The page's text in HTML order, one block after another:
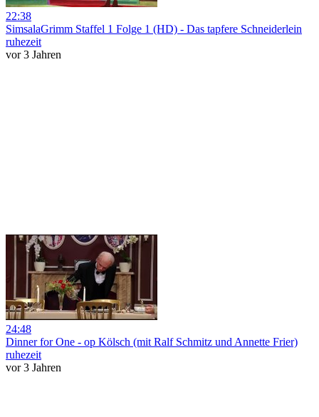
22:38
SimsalaGrimm Staffel 1 Folge 1 (HD) - Das tapfere Schneiderlein
ruhezeit
vor 3 Jahren
24:48
Dinner for One - op Kölsch (mit Ralf Schmitz und Annette Frier)
ruhezeit
vor 3 Jahren